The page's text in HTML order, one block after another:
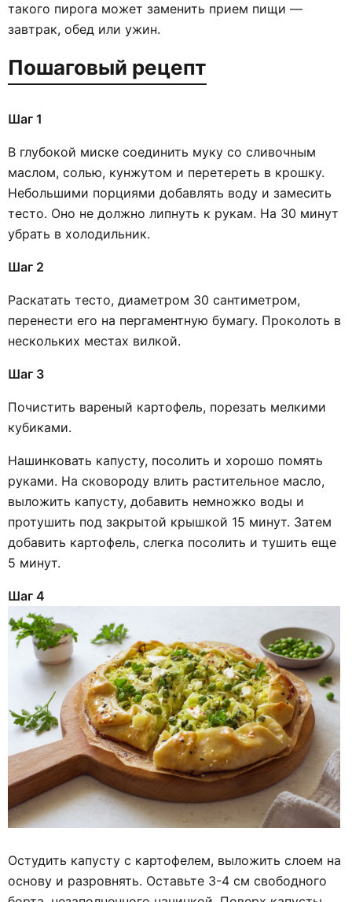
такого пирога может заменить прием пищи —
завтрак, обед или ужин.
Пошаговый рецепт
Шаг 1
В глубокой миске соединить муку со сливочным
маслом, солью, кунжутом и перетереть в крошку.
Небольшими порциями добавлять воду и замесить
тесто. Оно не должно липнуть к рукам. На 30 минут
убрать в холодильник.
Шаг 2
Раскатать тесто, диаметром 30 сантиметром,
перенести его на пергаментную бумагу. Проколоть в
нескольких местах вилкой.
Шаг 3
Почистить вареный картофель, порезать мелкими
кубиками.
Нашинковать капусту, посолить и хорошо помять
руками. На сковороду влить растительное масло,
выложить капусту, добавить немножко воды и
протушить под закрытой крышкой 15 минут. Затем
добавить картофель, слегка посолить и тушить еще
5 минут.
Шаг 4
Остудить капусту с картофелем, выложить слоем на
основу и разровнять. Оставьте 3-4 см свободного